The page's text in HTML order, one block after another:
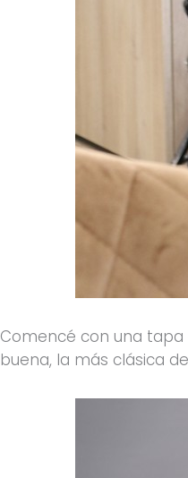
Comencé con una
buena, la más clásica